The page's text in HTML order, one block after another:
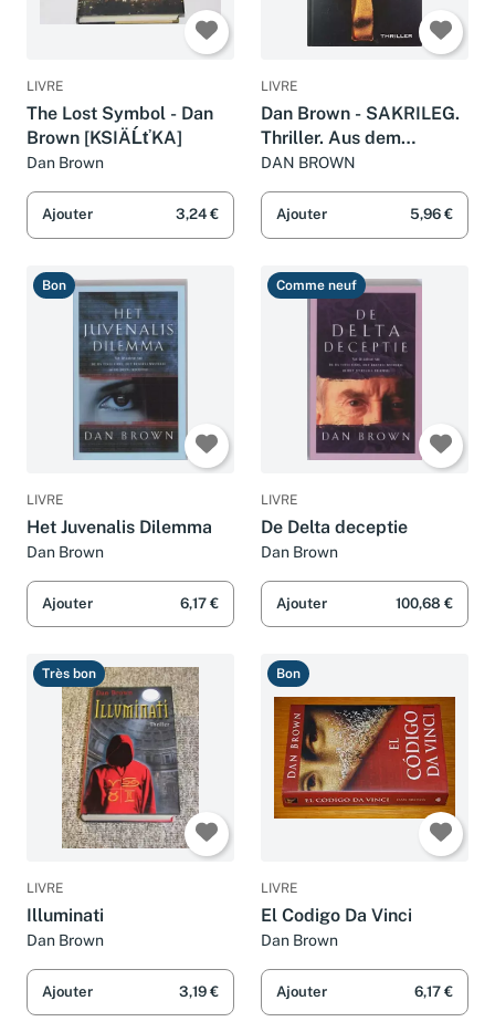
LIVRE
The Lost Symbol - Dan
Brown [KSIÄĹťKA]
Dan Brown
Ajouter 3,24 €
LIVRE
Dan Brown - SAKRILEG.
Thriller. Aus dem
Amerikanischen von Piet
van Poll
DAN BROWN
Ajouter 5,96 €
Bon
LIVRE
Het Juvenalis Dilemma
Dan Brown
Ajouter 6,17 €
Comme neuf
LIVRE
De Delta deceptie
Dan Brown
Ajouter 100,68 €
Très bon
LIVRE
Illuminati
Dan Brown
Ajouter 3,19 €
Bon
LIVRE
El Codigo Da Vinci
Dan Brown
Ajouter 6,17 €